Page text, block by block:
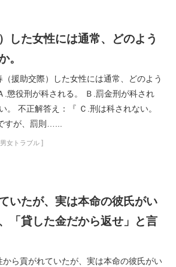
した女性には通常、どのよう
。
援助交際）した女性には通常、どのよう
.懲役刑が科される。 Ｂ.罰金刑が科され
。 不正解答え：『 Ｃ.刑は科されない。
すが、罰則…...
女トラブル]
いたが、実は本命の彼氏がい
「貸した金だから返せ」と言
ら貢がれていたが、実は本命の彼氏がい